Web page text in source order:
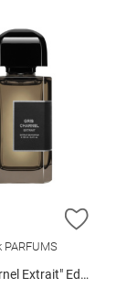
HINZUFÜGEN
ZUR
PARFUMS
EdP Spray 100 ml